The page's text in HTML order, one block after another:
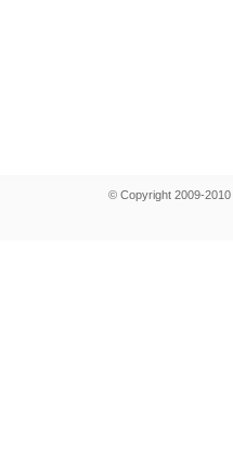
© Copyright 2009-2010